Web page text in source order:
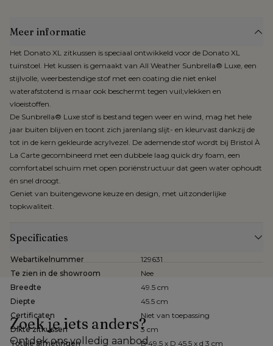
Meer informatie
Het Donato XL zitkussen is speciaal ontwikkeld voor de Donato XL
tuinstoel. Het kussen is gemaakt van All Weather Sunbrella® Luxe, een
stijlvolle, weerbestendige stof met een coating die niet enkel
waterafstotend is maar ook beschermt tegen vuil;vlekken en
vloeistoffen.
De Sunbrella® Luxe stof is bestand tegen weer en wind, mag het hele
jaar buiten blijven en toont zich jarenlang slijt- en kleurvast dankzij de
tot in de kern gekleurde acrylvezel. De ademende stof wordt bij Bristol À
La Carte gecombineerd met een dubbele laag quick dry foam, een
comfortabel schuim met open poriënstructuur dat geen water ophoudt
én snel droogt.
Geniet van buitengewone keuze en design, met uitzonderlijke
topkwaliteit.
Specificaties
Webartikelnummer
129631
Te zien in de showroom
Nee
Breedte
49.5 cm
Diepte
45.5 cm
Certificaten
Niet van toepassing
Dikte zitkussen
3 cm
Totale afmetingen
B 49.5 x D 45.5 x d 3 cm
Zoek je iets anders?
Ontdek ons volledig aanbod